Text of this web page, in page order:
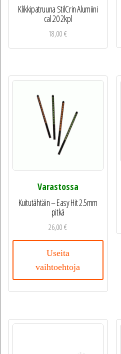
Klikkipatruuna StilCrin Alumiini
cal.20 2kpl
18,00€
Varastossa
Kuitutähtäin – Easy Hit 2.5mm
pitkä
26,00€
Useita
vaihtoehtoja